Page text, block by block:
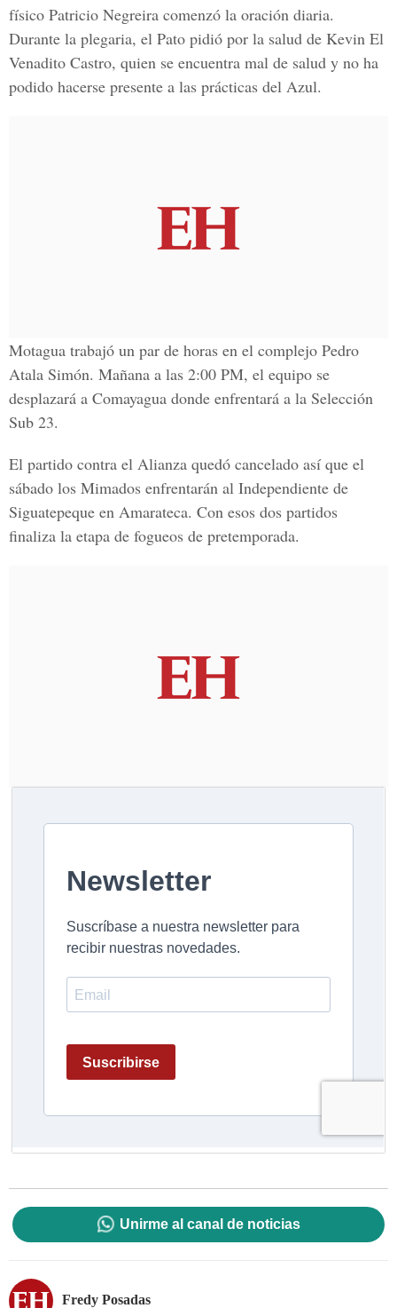
físico Patricio Negreira comenzó la oración diaria.
Durante la plegaria, el Pato pidió por la salud de Kevin El
Venadito Castro, quien se encuentra mal de salud y no ha
podido hacerse presente a las prácticas del Azul.
Motagua trabajó un par de horas en el complejo Pedro
Atala Simón. Mañana a las 2:00 PM, el equipo se
desplazará a Comayagua donde enfrentará a la Selección
Sub 23.
El partido contra el Alianza quedó cancelado así que el
sábado los Mimados enfrentarán al Independiente de
Siguatepeque en Amarateca. Con esos dos partidos
finaliza la etapa de fogueos de pretemporada.
Unirme al canal de noticias
Fredy Posadas